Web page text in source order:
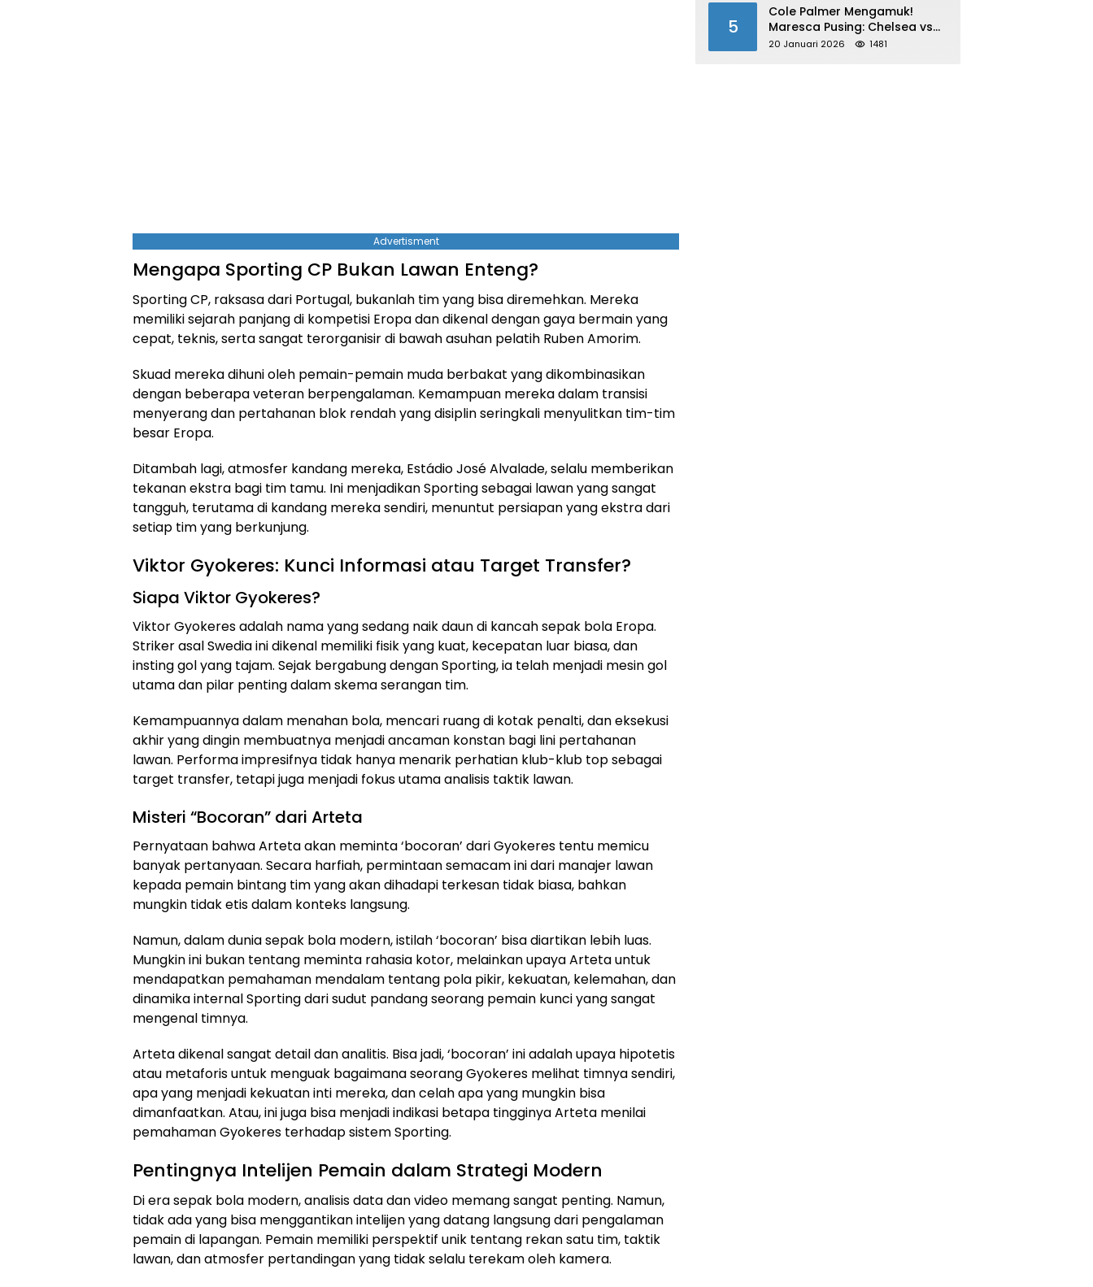
Advertisment
Mengapa Sporting CP Bukan Lawan Enteng?
Sporting CP, raksasa dari Portugal, bukanlah tim yang bisa diremehkan. Mereka
memiliki sejarah panjang di kompetisi Eropa dan dikenal dengan gaya bermain yang
cepat, teknis, serta sangat terorganisir di bawah asuhan pelatih Ruben Amorim.
Skuad mereka dihuni oleh pemain-pemain muda berbakat yang dikombinasikan
dengan beberapa veteran berpengalaman. Kemampuan mereka dalam transisi
menyerang dan pertahanan blok rendah yang disiplin seringkali menyulitkan tim-tim
besar Eropa.
Ditambah lagi, atmosfer kandang mereka, Estádio José Alvalade, selalu memberikan
tekanan ekstra bagi tim tamu. Ini menjadikan Sporting sebagai lawan yang sangat
tangguh, terutama di kandang mereka sendiri, menuntut persiapan yang ekstra dari
setiap tim yang berkunjung.
Viktor Gyokeres: Kunci Informasi atau Target Transfer?
Siapa Viktor Gyokeres?
Viktor Gyokeres adalah nama yang sedang naik daun di kancah sepak bola Eropa.
Striker asal Swedia ini dikenal memiliki fisik yang kuat, kecepatan luar biasa, dan
insting gol yang tajam. Sejak bergabung dengan Sporting, ia telah menjadi mesin gol
utama dan pilar penting dalam skema serangan tim.
Kemampuannya dalam menahan bola, mencari ruang di kotak penalti, dan eksekusi
akhir yang dingin membuatnya menjadi ancaman konstan bagi lini pertahanan
lawan. Performa impresifnya tidak hanya menarik perhatian klub-klub top sebagai
target transfer, tetapi juga menjadi fokus utama analisis taktik lawan.
Misteri “Bocoran” dari Arteta
Pernyataan bahwa Arteta akan meminta ‘bocoran’ dari Gyokeres tentu memicu
banyak pertanyaan. Secara harfiah, permintaan semacam ini dari manajer lawan
kepada pemain bintang tim yang akan dihadapi terkesan tidak biasa, bahkan
mungkin tidak etis dalam konteks langsung.
Namun, dalam dunia sepak bola modern, istilah ‘bocoran’ bisa diartikan lebih luas.
Mungkin ini bukan tentang meminta rahasia kotor, melainkan upaya Arteta untuk
mendapatkan pemahaman mendalam tentang pola pikir, kekuatan, kelemahan, dan
dinamika internal Sporting dari sudut pandang seorang pemain kunci yang sangat
mengenal timnya.
Arteta dikenal sangat detail dan analitis. Bisa jadi, ‘bocoran’ ini adalah upaya hipotetis
atau metaforis untuk menguak bagaimana seorang Gyokeres melihat timnya sendiri,
apa yang menjadi kekuatan inti mereka, dan celah apa yang mungkin bisa
dimanfaatkan. Atau, ini juga bisa menjadi indikasi betapa tingginya Arteta menilai
pemahaman Gyokeres terhadap sistem Sporting.
Pentingnya Intelijen Pemain dalam Strategi Modern
Di era sepak bola modern, analisis data dan video memang sangat penting. Namun,
tidak ada yang bisa menggantikan intelijen yang datang langsung dari pengalaman
pemain di lapangan. Pemain memiliki perspektif unik tentang rekan satu tim, taktik
lawan, dan atmosfer pertandingan yang tidak selalu terekam oleh kamera.
5
Cole Palmer Mengamuk!
Maresca Pusing: Chelsea vs
Bournemouth Jadi Sorotan
20 Januari 2026 1481